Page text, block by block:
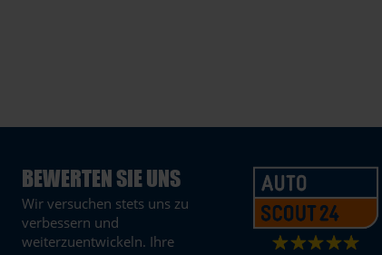
BEWERTEN SIE UNS
Wir versuchen stets uns zu
verbessern und
weiterzuentwickeln. Ihre